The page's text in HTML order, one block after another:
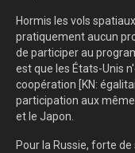
Hormis les vols
pratiquement aucun
de participer au
est que les États-Unis
coopération [KN:
participation aux
et le Japon.
Pour la Russie, forte